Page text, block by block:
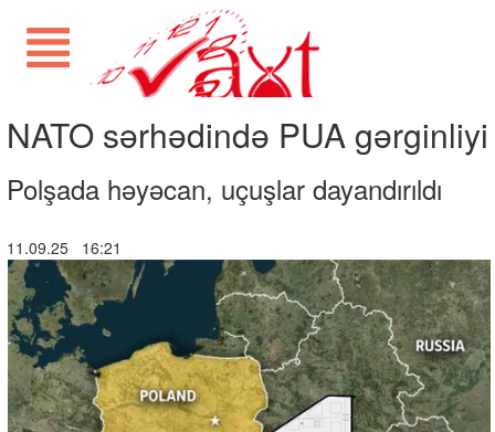
NATO sərhədində PUA gərginliyi
Polşada həyəcan, uçuşlar dayandırıldı
11.09.25 16:21